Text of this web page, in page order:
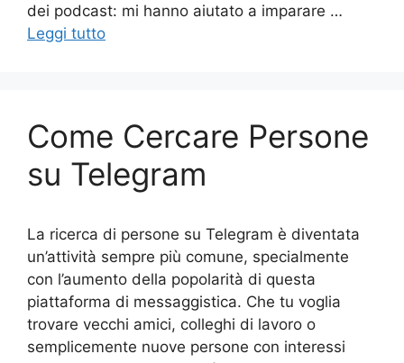
dei podcast: mi hanno aiutato a imparare …
Leggi tutto
Come Cercare Persone
su Telegram
La ricerca di persone su Telegram è diventata
un’attività sempre più comune, specialmente
con l’aumento della popolarità di questa
piattaforma di messaggistica. Che tu voglia
trovare vecchi amici, colleghi di lavoro o
semplicemente nuove persone con interessi